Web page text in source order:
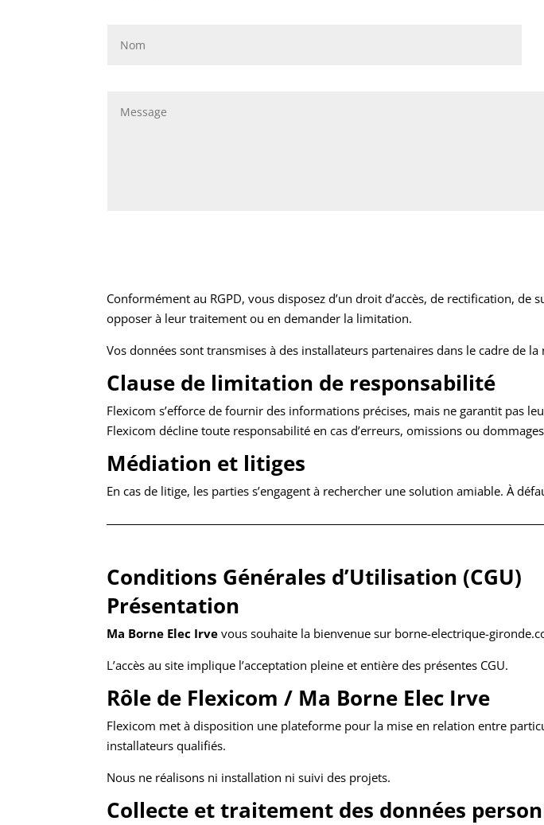
Conformément au RGPD, vous disposez d’un droit d’accès, de rectification,
opposer à leur traitement ou en demander la limitation.
Vos données sont transmises à des installateurs partenaires dans le cadre de
Clause de limitation de responsabilité
Flexicom s’efforce de fournir des informations précises, mais ne garantit pas
Flexicom décline toute responsabilité en cas d’erreurs, omissions ou
Médiation et litiges
En cas de litige, les parties s’engagent à rechercher une solution amiable. À
Conditions Générales d’Utilisation (CGU)
Présentation
Ma Borne Elec Irve vous souhaite la bienvenue sur borne-electrique-
L’accès au site implique l’acceptation pleine et entière des présentes CGU.
Rôle de Flexicom / Ma Borne Elec Irve
Flexicom met à disposition une plateforme pour la mise en relation entre
installateurs qualifiés.
Nous ne réalisons ni installation ni suivi des projets.
Collecte et traitement des données